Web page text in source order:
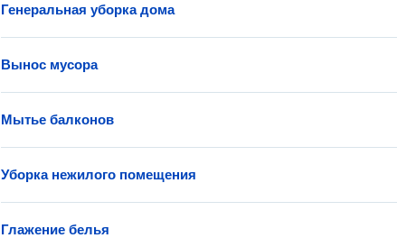
Генеральная уборка дома
Вынос мусора
Мытье балконов
Уборка нежилого помещения
Глажение белья